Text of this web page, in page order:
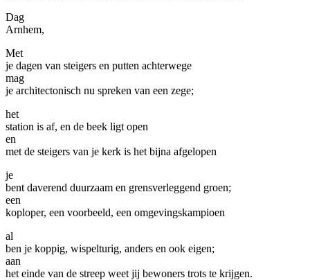
Dag
Arnhem,
Met
je dagen van steigers en putten achterwege
mag
je architectonisch nu spreken van een zege;
het
station is af, en de beek ligt open
en
met de steigers van je kerk is het bijna afgelopen
je
bent daverend duurzaam en grensverleggend groen;
een
koploper, een voorbeeld, een omgevingskampioen
al
ben je koppig, wispelturig, anders en ook eigen;
aan
het einde van de streep weet jij bewoners trots te krijgen.